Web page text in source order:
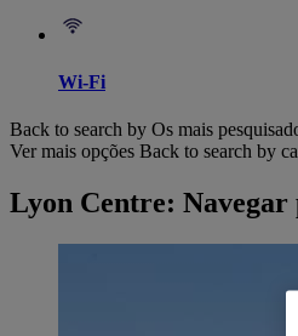
Wi-Fi
Back to search by Os mais
Ver mais opções Back to search by
Lyon Centre: Navegar